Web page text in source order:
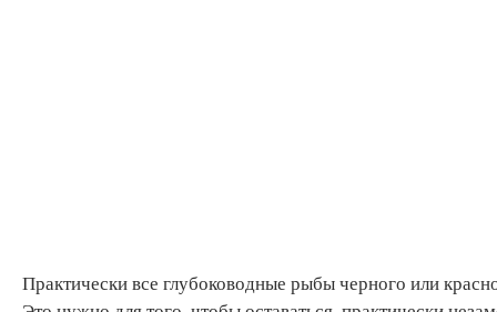
Практически все глубоководные рыбы черного или